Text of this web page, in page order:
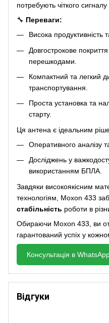
потребують чіткого
🔧 Переваги:
Висока продуктивність
Довгострокове
перешкодами.
Компактний та легкий
транспортування.
Проста установка та
старту.
Ця антена є ідеальним
Оперативного аналізу
Досліджень у
використанням БПЛА.
Завдяки високоякісним
технологіям, Moxon 433
стабільність роботи в
Обираючи Moxon 433, ви
гарантований успіх у
Консультація в
Відгуки